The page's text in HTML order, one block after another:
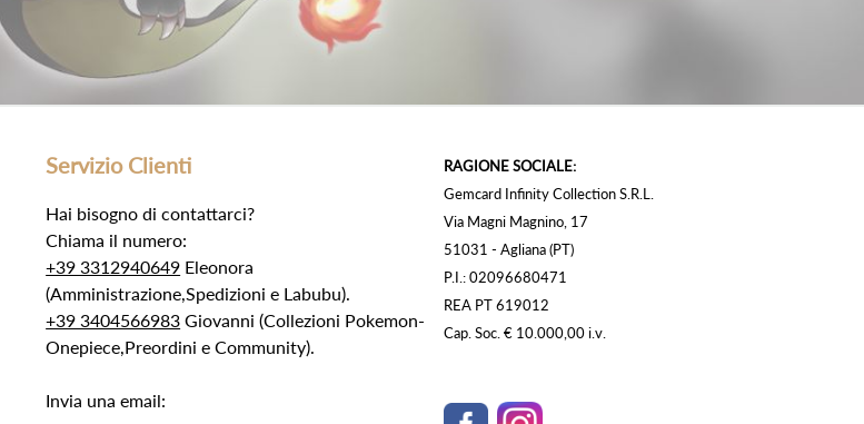
Servizio Clienti
Hai bisogno di contattarci?
Chiama il numero:
+39 3312940649 Eleonora
(Amministrazione,Spedizioni e Labubu).
+39 3404566983 Giovanni (Collezioni Pokemon-
Onepiece,Preordini e Community).
Invia una email:
RAGIONE SOCIALE:
Gemcard Infinity Collection S.R.L.
Via Magni Magnino, 17
51031 - Agliana (PT)
P.I.: 02096680471
REA PT 619012
Cap. Soc. € 10.000,00 i.v.